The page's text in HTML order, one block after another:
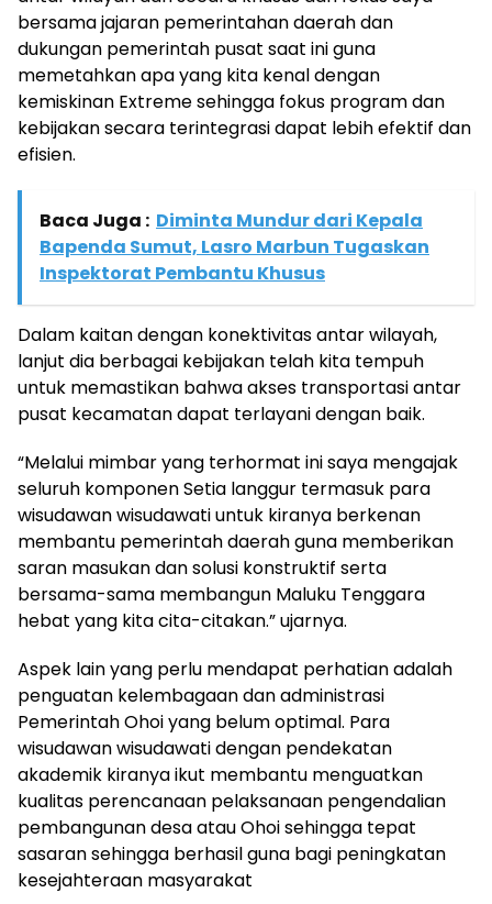
bersama jajaran pemerintahan daerah dan
dukungan pemerintah pusat saat ini guna
memetahkan apa yang kita kenal dengan
kemiskinan Extreme sehingga fokus program dan
kebijakan secara terintegrasi dapat lebih efektif dan
efisien.
Baca Juga : Diminta Mundur dari Kepala
Bapenda Sumut, Lasro Marbun Tugaskan
Inspektorat Pembantu Khusus
Dalam kaitan dengan konektivitas antar wilayah,
lanjut dia berbagai kebijakan telah kita tempuh
untuk memastikan bahwa akses transportasi antar
pusat kecamatan dapat terlayani dengan baik.
“Melalui mimbar yang terhormat ini saya mengajak
seluruh komponen Setia langgur termasuk para
wisudawan wisudawati untuk kiranya berkenan
membantu pemerintah daerah guna memberikan
saran masukan dan solusi konstruktif serta
bersama-sama membangun Maluku Tenggara
hebat yang kita cita-citakan.” ujarnya.
Aspek lain yang perlu mendapat perhatian adalah
penguatan kelembagaan dan administrasi
Pemerintah Ohoi yang belum optimal. Para
wisudawan wisudawati dengan pendekatan
akademik kiranya ikut membantu menguatkan
kualitas perencanaan pelaksanaan pengendalian
pembangunan desa atau Ohoi sehingga tepat
sasaran sehingga berhasil guna bagi peningkatan
kesejahteraan masyarakat